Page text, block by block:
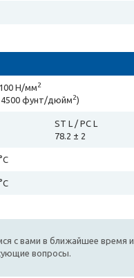
Н/мм2
фунт/дюйм2)
ST L / PC L
78.2 ± 2
с вами в ближайшее время и
вопросы.